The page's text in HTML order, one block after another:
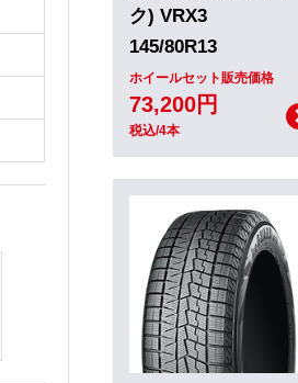
ク) VRX3
145/80R13
ホイールセット販売価格
73,200円
税込/4本